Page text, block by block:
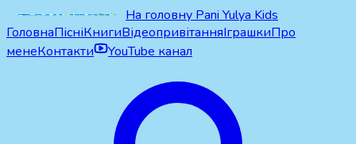
На головну Pani Yulya Kids
ГоловнаПісніКнигиВідеопривітанняІграшкиПро
менеКонтакти YouTube канал